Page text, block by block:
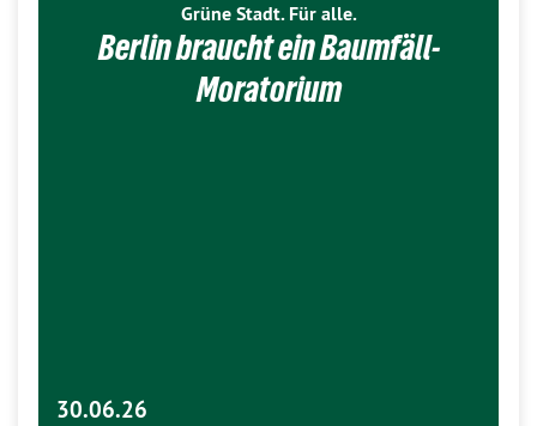
Grüne Stadt. Für alle.
Berlin braucht ein Baumfäll-
Moratorium
30.06.26